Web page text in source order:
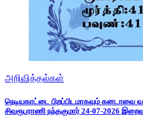
அறிவித்தல்கள்
நெடியகாட்டை பிறப்பிடமாகவும் கனடாவை
சிவரூபராணி நந்தகுமார் 24-07-2026